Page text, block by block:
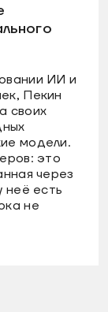
ИИ и
Пекин
своих
модели.
это
через
неё есть
не